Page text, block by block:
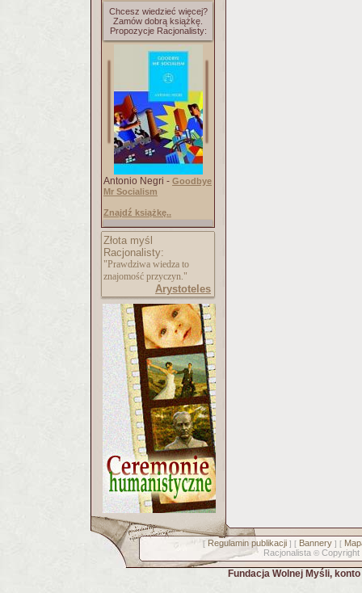
Chcesz wiedzieć więcej?
Zamów dobrą książkę.
Propozycje Racjonalisty:
Antonio Negri - Goodbye
Mr Socialism
Znajdź książkę..
Złota myśl
Racjonalisty:
"Prawdziwa wiedza to
znajomość przyczyn."
Arystoteles
[ Regulamin publikacji] [ Bannery] [
Racjonalista © Copyright
Fundacja Wolnej Myśli,